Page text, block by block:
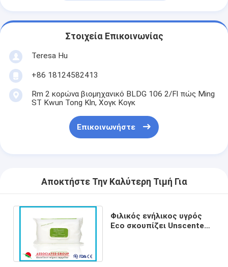
Στοιχεία Επικοινωνίας
Teresa Hu
+86 18124582413
Rm 2 κορώνα βιομηχανικό BLDG 106 2/Fl πώς Ming
ST Kwun Tong Kln, Χογκ Κογκ
Επικοινωνήστε
Αποκτήστε Την Καλύτερη Τιμή Για
Φιλικός ενήλικος υγρός
Eco σκουπίζει Unscented,